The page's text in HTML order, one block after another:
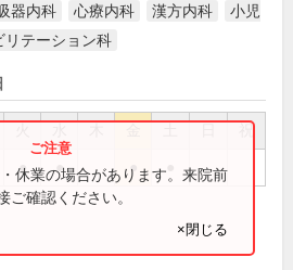
器内科 心療内科 漢方内科
小児
リテーション科
祝
● ● ●
休業の場合があります。来院前
ご確認ください。
×閉じる